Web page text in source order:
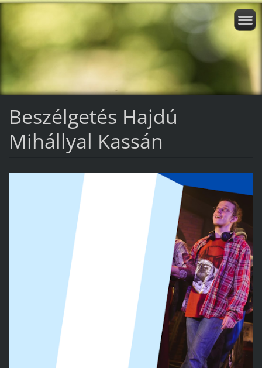
Beszélgetés Hajdú
Mihállyal Kassán